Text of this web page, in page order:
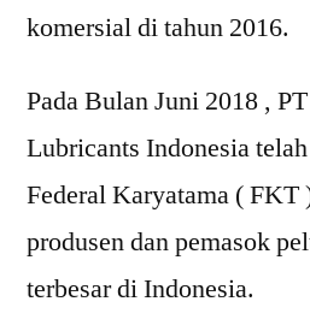
komersial di tahun 2016.
Pada Bulan Juni 2018 ,
Lubricants Indonesia
Federal Karyatama ( FKT
produsen dan pemasok
terbesar di Indonesia.